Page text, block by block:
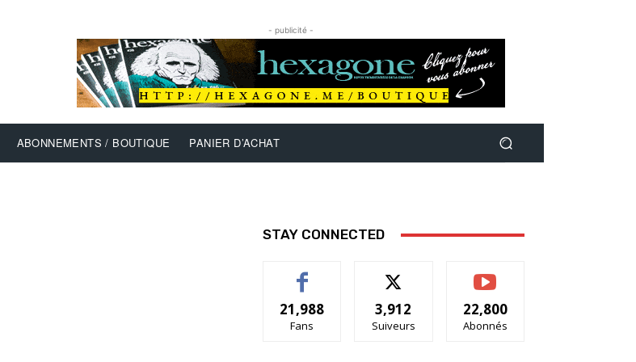
- publicité -
ABONNEMENTS / BOUTIQUE PANIER D’ACHAT
STAY CONNECTED
21,988
Fans
3,912
Suiveurs
22,800
Abonnés